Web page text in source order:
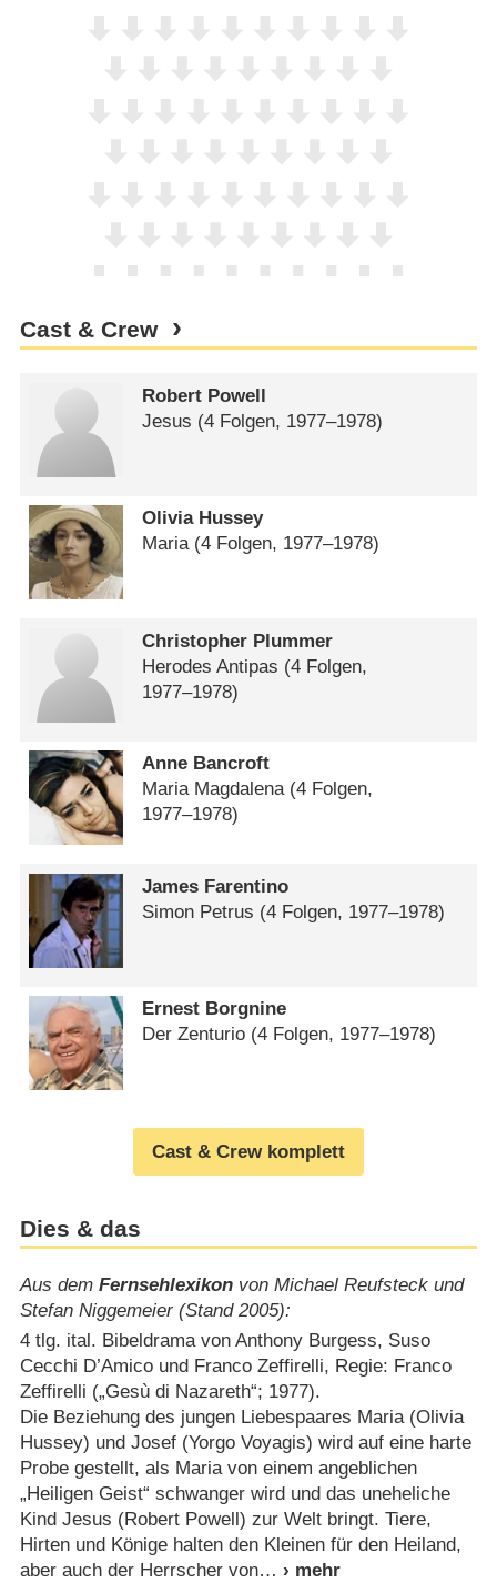
Cast & Crew
Robert Powell
Jesus (4 Folgen, 1977⁠–⁠1978)
Olivia Hussey
Maria(4 Folgen, 1977⁠–⁠1978)
Christopher Plummer
Herodes Antipas (4 Folgen,
1977⁠–⁠1978)
Anne Bancroft
Maria Magdalena(4 Folgen,
1977⁠–⁠1978)
James Farentino
Simon Petrus (4 Folgen, 1977⁠–⁠1978)
Ernest Borgnine
Der Zenturio (4 Folgen, 1977⁠–⁠1978)
Cast & Crew komplett
Dies & das
Aus dem Fernsehlexikonvon Michael Reufsteck und
Stefan Niggemeier (Stand 2005):
4 tlg. ital. Bibeldrama von Anthony Burgess, Suso
Cecchi D’Amico und Franco Zeffirelli, Regie: Franco
Zeffirelli („Gesù di Nazareth“; 1977).
Die Beziehung des jungen Liebespaares Maria (Olivia
Hussey) und Josef (Yorgo Voyagis) wird auf eine harte
Probe gestellt, als Maria von einem angeblichen
„Heiligen Geist“ schwanger wird und das uneheliche
Kind Jesus (Robert Powell) zur Welt bringt. Tiere,
Hirten und Könige halten den Kleinen für den Heiland,
aber auch der Herrscher von